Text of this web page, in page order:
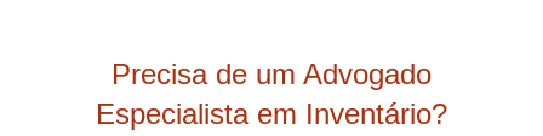
Precisa de um Advogado
Especialista em Inventário?